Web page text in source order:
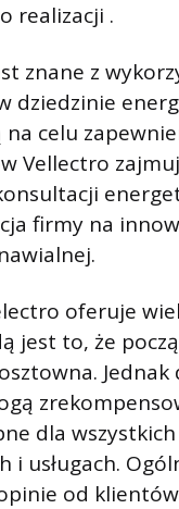
realizacji .
znane z
dziedzinie
celu
Vellectro
firmy na
oferuje
jest to, że
dla
i usługach.
od